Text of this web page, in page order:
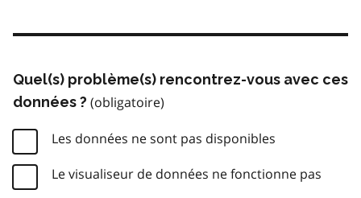
Quel(s) problème(s) rencontrez-vous avec ces
données ?
Les données ne sont pas disponibles
Le visualiseur de données ne fonctionne pas